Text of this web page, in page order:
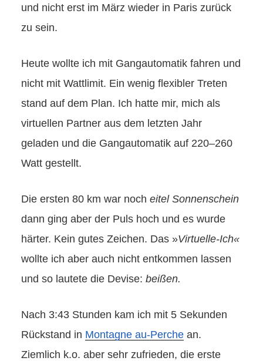
und nicht erst im März wieder in Paris zurück
zu sein.
Heute wollte ich mit Gangautomatik fahren und
nicht mit Wattlimit. Ein wenig flexibler Treten
stand auf dem Plan. Ich hatte mir, mich als
virtuellen Partner aus dem letzten Jahr
geladen und die Gangautomatik auf 220–260
Watt gestellt.
Die ersten 80 km war noch eitel Sonnenschein
dann ging aber der Puls hoch und es wurde
härter. Kein gutes Zeichen. Das »Virtuelle-Ich«
wollte ich aber auch nicht entkommen lassen
und so lautete die Devise: beißen.
Nach 3:43 Stunden kam ich mit 5 Sekunden
Rückstand in Montagne au-Perche an.
Ziemlich k.o. aber sehr zufrieden, die erste